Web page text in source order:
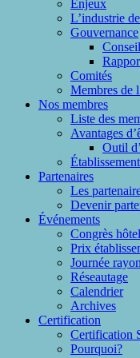
Enjeux
L’industrie
Gouvernance
Comités
Membres de
Nos membres
Liste des
Avantages
Outil
Partenaires
Les
Devenir
Événements
Congrès
Prix
Journée
Réseautage
Calendrier
Archives
Certification
Certification
Pourquoi?